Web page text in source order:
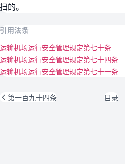
扫的。
引用法条
运输机场运行安全管理规定第七十条
运输机场运行安全管理规定第七十四条
运输机场运行安全管理规定第七十一条
第一百九十四条 目录